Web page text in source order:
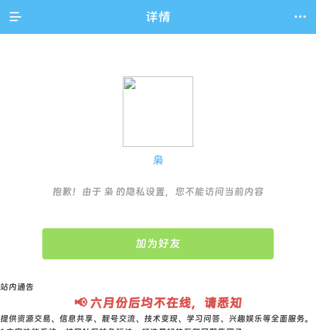
 详情 
枭
抱歉！由于 枭 的隐私设置，您不能访问当前内容
加为好友
站内通告
📢 六月份后均不在线，请悉知
提供资源交易、信息共享、靓号交流、技术变现、学习问答、兴趣娱乐等全面服务。